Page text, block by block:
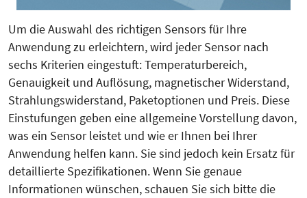
Um die Auswahl des richtigen Sensors für Ihre
Anwendung zu erleichtern, wird jeder Sensor nach
sechs Kriterien eingestuft: Temperaturbereich,
Genauigkeit und Auflösung, magnetischer Widerstand,
Strahlungswiderstand, Paketoptionen und Preis. Diese
Einstufungen geben eine allgemeine Vorstellung davon,
was ein Sensor leistet und wie er Ihnen bei Ihrer
Anwendung helfen kann. Sie sind jedoch kein Ersatz für
detaillierte Spezifikationen. Wenn Sie genaue
Informationen wünschen, schauen Sie sich bitte die